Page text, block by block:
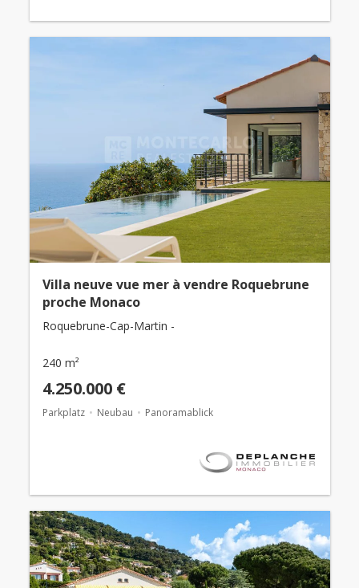
Villa neuve vue mer à vendre Roquebrune
proche Monaco
Roquebrune-Cap-Martin -
240 m²
4.250.000 €
Parkplatz Neubau Panoramablick